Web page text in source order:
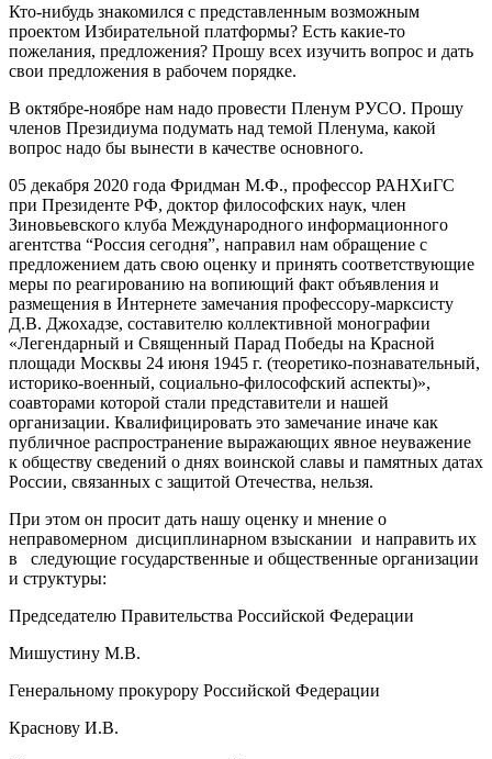
Кто-нибудь знакомился с представленным возможным
проектом Избирательной платформы? Есть какие-то
пожелания, предложения? Прошу всех изучить вопрос и дать
свои предложения в рабочем порядке.
В октябре-ноябре нам надо провести Пленум РУСО. Прошу
членов Президиума подумать над темой Пленума, какой
вопрос надо бы вынести в качестве основного.
05 декабря 2020 года Фридман М.Ф., профессор РАНХиГС
при Президенте РФ, доктор философских наук, член
Зиновьевского клуба Международного информационного
агентства “Россия сегодня”, направил нам обращение с
предложением дать свою оценку и принять соответствующие
меры по реагированию на вопиющий факт объявления и
размещения в Интернете замечания профессору-марксисту
Д.В. Джохадзе, составителю коллективной монографии
«Легендарный и Священный Парад Победы на Красной
площади Москвы 24 июня 1945 г. (теоретико-познавательный,
историко-военный, социально-философский аспекты)»,
соавторами которой стали представители и нашей
организации. Квалифицировать это замечание иначе как
публичное распространение выражающих явное неуважение
к обществу сведений о днях воинской славы и памятных датах
России, связанных с защитой Отечества, нельзя.
При этом он просит дать нашу оценку и мнение о
неправомерном дисциплинарном взыскании и направить их
в следующие государственные и общественные организации
и структуры:
Председателю Правительства Российской Федерации
Мишустину М.В.
Генеральному прокурору Российской Федерации
Краснову И.В.